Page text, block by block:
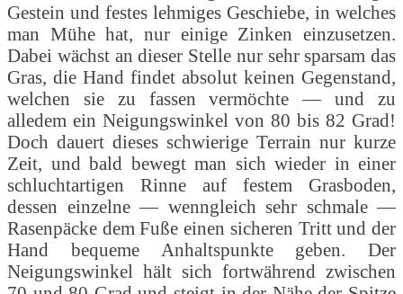
Gestein und festes lehmiges Geschiebe, in welches
man Mühe hat, nur einige Zinken einzusetzen.
Dabei wächst an dieser Stelle nur sehr sparsam das
Gras, die Hand findet absolut keinen Gegenstand,
welchen sie zu fassen vermöchte — und zu
alledem ein Neigungswinkel von 80 bis 82 Grad!
Doch dauert dieses schwierige Terrain nur kurze
Zeit, und bald bewegt man sich wieder in einer
schluchtartigen Rinne auf festem Grasboden,
dessen einzelne — wenngleich sehr schmale —
Rasenpäcke dem Fuße einen sicheren Tritt und der
Hand bequeme Anhaltspunkte geben. Der
Neigungswinkel hält sich fortwährend zwischen